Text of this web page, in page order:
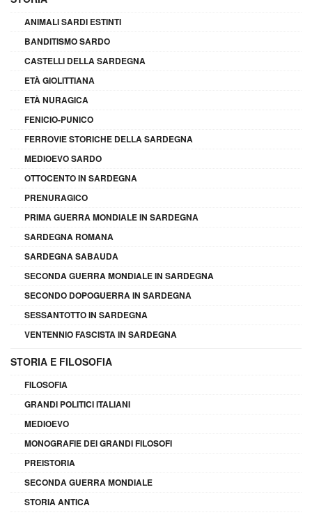
ANIMALI SARDI ESTINTI
BANDITISMO SARDO
CASTELLI DELLA SARDEGNA
ETÀ GIOLITTIANA
ETÀ NURAGICA
FENICIO-PUNICO
FERROVIE STORICHE DELLA SARDEGNA
MEDIOEVO SARDO
OTTOCENTO IN SARDEGNA
PRENURAGICO
PRIMA GUERRA MONDIALE IN SARDEGNA
SARDEGNA ROMANA
SARDEGNA SABAUDA
SECONDA GUERRA MONDIALE IN SARDEGNA
SECONDO DOPOGUERRA IN SARDEGNA
SESSANTOTTO IN SARDEGNA
VENTENNIO FASCISTA IN SARDEGNA
STORIA E FILOSOFIA
FILOSOFIA
GRANDI POLITICI ITALIANI
MEDIOEVO
MONOGRAFIE DEI GRANDI FILOSOFI
PREISTORIA
SECONDA GUERRA MONDIALE
STORIA ANTICA